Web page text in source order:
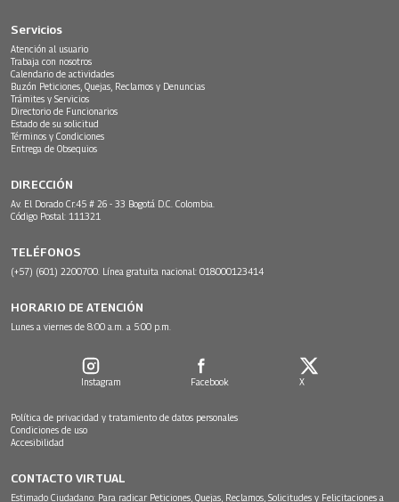
Servicios
Atención al usuario
Trabaja con nosotros
Calendario de actividades
Buzón Peticiones, Quejas, Reclamos y Denuncias
Trámites y Servicios
Directorio de Funcionarios
Estado de su solicitud
Términos y Condiciones
Entrega de Obsequios
DIRECCIÓN
Av. El Dorado Cr.45 # 26 - 33 Bogotá D.C. Colombia.
Código Postal: 111321
TELÉFONOS
(+57) (601) 2200700. Línea gratuita nacional: 018000123414
HORARIO DE ATENCIÓN
Lunes a viernes de 8:00 a.m. a 5:00 p.m.
Instagram Facebook X
Política de privacidad y tratamiento de datos personales
Condiciones de uso
Accesibilidad
CONTACTO VIRTUAL
Estimado Ciudadano: Para radicar Peticiones, Quejas, Reclamos, Solicitudes y Felicitaciones a